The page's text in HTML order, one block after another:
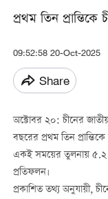
প্রথম তিন
09:52:58 20-Oct-2025
Share
অক্টোবর ২০: চীনের
বছরের প্রথম তিন
একই সময়ের তুলনায় ৫.২
প্রতিফলন।
প্রকাশিত তথ্য অনুযায়ী,